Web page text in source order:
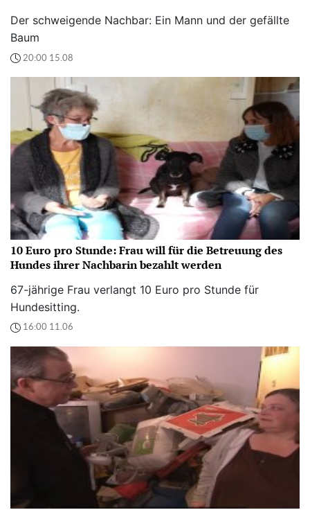
Der schweigende Nachbar: Ein Mann und der gefällte
Baum
20:00 15.08
10 Euro pro Stunde: Frau will für die Betreuung des
Hundes ihrer Nachbarin bezahlt werden
67-jährige Frau verlangt 10 Euro pro Stunde für
Hundesitting.
16:00 11.06